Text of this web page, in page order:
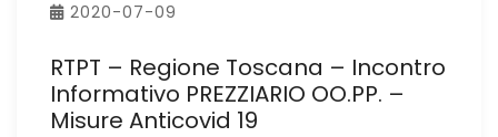
2020-07-09
RTPT – Regione Toscana – Incontro
Informativo PREZZIARIO OO.PP. –
Misure Anticovid 19